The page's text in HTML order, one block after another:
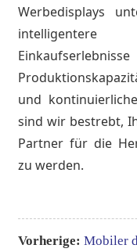
Werbedisplays
und
sind wir bestrebt,
Partner für die
zu werden.
Vorherige: Mobiler